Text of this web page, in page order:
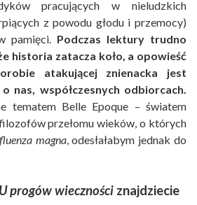
pracujących w nieludzkich
z powodu głodu i przemocy)
pamięci. Podczas lektury trudno
historia zatacza koło, a opowieść
atakującej znienacka jest
nas, współczesnych odbiorcach.
tematem Belle Epoque – światem
przełomu wieków, o których
magna, odesłałabym jednak do
progów wiecznościznajdziecie